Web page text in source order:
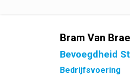
Bram Van
Bevoegdheid
Bedrijfsvoering